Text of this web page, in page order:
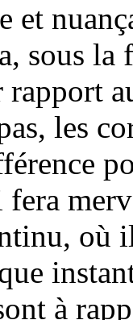
et
sous la
rapport
les
fera
où
à